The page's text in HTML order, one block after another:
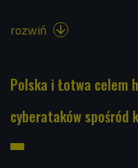
rozwiń 
Polska i Łotwa celem
cyberataków spośród